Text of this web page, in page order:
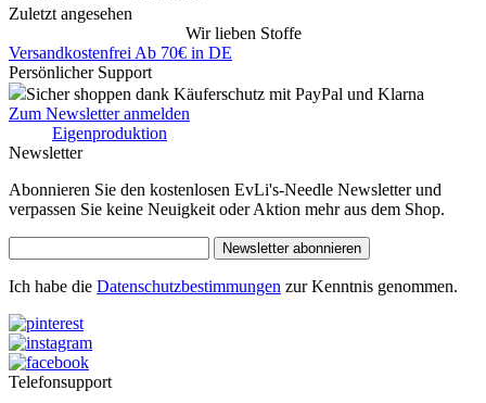
Zuletzt angesehen
Wir lieben Stoffe
Versandkostenfrei Ab 70€ in DE
Persönlicher Support
Sicher shoppen dank Käuferschutz mit PayPal und Klarna
Zum Newsletter anmelden
Eigenproduktion
Newsletter
Abonnieren Sie den kostenlosen EvLi's-Needle Newsletter und
verpassen Sie keine Neuigkeit oder Aktion mehr aus dem Shop.
Newsletter abonnieren
Ich habe die Datenschutzbestimmungen zur Kenntnis genommen.
Telefonsupport